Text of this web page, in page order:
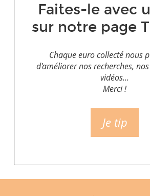
Faites-le avec
sur notre page
Chaque euro collecté nous
d'améliorer nos recherches,
vidéos...
Merci !
Je tip